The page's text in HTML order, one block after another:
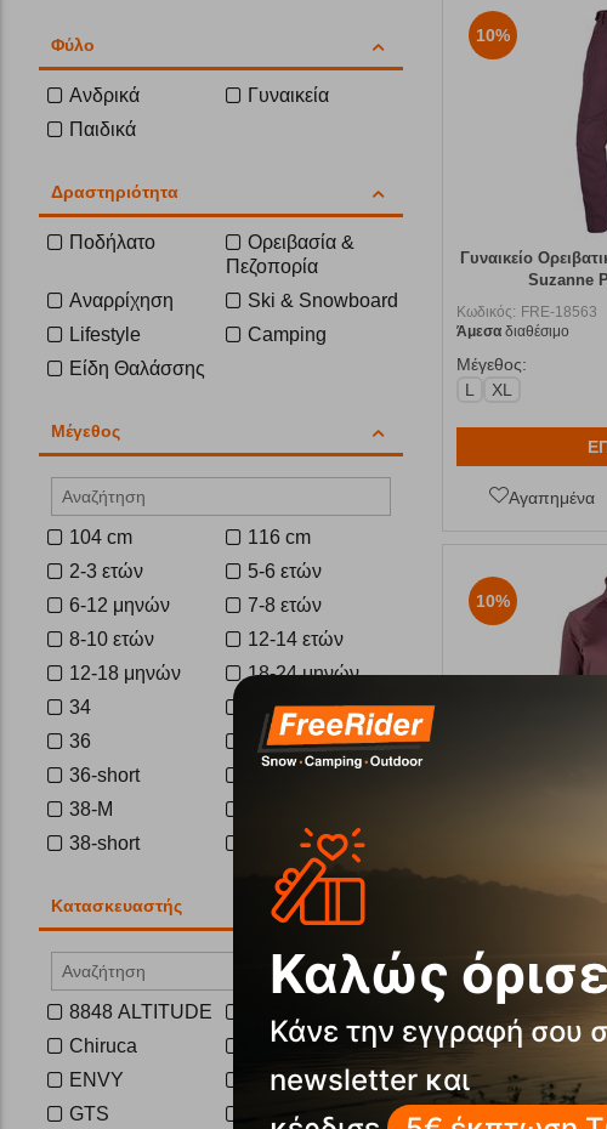
Φύλο
Ανδρικά
Γυναικεία
Παιδικά
Δραστηριότητα
Ποδήλατο
Ορειβασία &
Πεζοπορία
Αναρρίχηση
Ski & Snowboard
Lifestyle
Camping
Είδη Θαλάσσης
Μέγεθος
104 cm
116 cm
2-3 ετών
5-6 ετών
6-12 μηνών
7-8 ετών
8-10 ετών
12-14 ετών
12-18 μηνών
18-24 μηνών
34
34 -XS
36
36-S
36-short
38-M
38-short
40-S
40-short
42-short
44-2XL
48
52
56
92-98 cm
Κατασκευαστής
8848 ALTITUDE
Chiruca
Columbia
ENVY
Fizan
GTS
Icepeak
10%
Γυναικείο
Suzanne
Κωδικός: FRE-18563
Άμεσαδιαθέσιμο
Μέγεθος:
L
XL
Αγαπημένα
10%
Κωδικός:
διαθέσιμο
S
Καλώς
Κάνε την εγγραφή σου
newsletter και